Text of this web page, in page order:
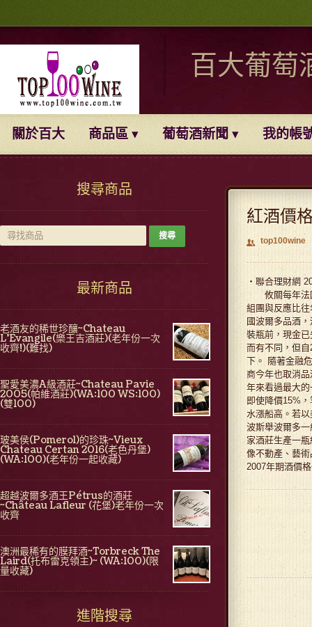
百大葡萄
關於百大 商品區 葡萄酒新聞 我的帳
搜尋商品
最新商品
老酒友的稀世珍釀~Chateau
L'Evangile(樂王吉酒莊)(老年份一次
收齊!)(難找)
聖愛美濃A級酒莊~Chateau Pavie
2005(帕維酒莊)(WA:100 WS:100)
(雙100)
玻美侯(Pomerol)的珍珠~Vieux
Chateau Certan 2016(老色丹堡)
(WA:100)(老年份一起收藏)
超越波爾多酒王Pétrus的酒莊
~Château Lafleur (花堡)老年份一次
收齊
澳洲最稀有的膜拜酒~Torbreck The
Laird(托布雷克領主)~ (WA:100)(限
量收藏)
進階搜尋
紅酒價
👥 top100wine
‧聯合理財網
攸關每年法國
組團與反應比
國波爾多品酒
裝瓶前，現金
而有不同，但
下。 隨著金融
商今年也取消
年來看過最大
即使降價15%
水漲船高。若
波斯舉波爾多
家酒莊生產一
像不動產、藝
2007年期酒價